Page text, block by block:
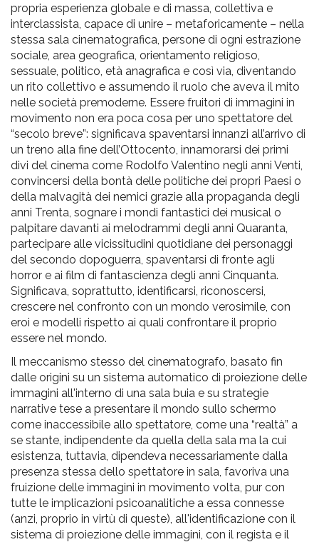
propria esperienza globale e di massa, collettiva e
interclassista, capace di unire – metaforicamente – nella
stessa sala cinematografica, persone di ogni estrazione
sociale, area geografica, orientamento religioso,
sessuale, politico, età anagrafica e così via, diventando
un rito collettivo e assumendo il ruolo che aveva il mito
nelle società premoderne. Essere fruitori di immagini in
movimento non era poca cosa per uno spettatore del
“secolo breve”: significava spaventarsi innanzi all’arrivo di
un treno alla fine dell’Ottocento, innamorarsi dei primi
divi del cinema come Rodolfo Valentino negli anni Venti,
convincersi della bontà delle politiche dei propri Paesi o
della malvagità dei nemici grazie alla propaganda degli
anni Trenta, sognare i mondi fantastici dei musical o
palpitare davanti ai melodrammi degli anni Quaranta,
partecipare alle vicissitudini quotidiane dei personaggi
del secondo dopoguerra, spaventarsi di fronte agli
horror e ai film di fantascienza degli anni Cinquanta.
Significava, soprattutto, identificarsi, riconoscersi,
crescere nel confronto con un mondo verosimile, con
eroi e modelli rispetto ai quali confrontare il proprio
essere nel mondo.
Il meccanismo stesso del cinematografo, basato fin
dalle origini su un sistema automatico di proiezione delle
immagini all'interno di una sala buia e su strategie
narrative tese a presentare il mondo sullo schermo
come inaccessibile allo spettatore, come una “realtà” a
se stante, indipendente da quella della sala ma la cui
esistenza, tuttavia, dipendeva necessariamente dalla
presenza stessa dello spettatore in sala, favoriva una
fruizione delle immagini in movimento volta, pur con
tutte le implicazioni psicoanalitiche a essa connesse
(anzi, proprio in virtù di queste), all'identificazione con il
sistema di proiezione delle immagini, con il regista e il